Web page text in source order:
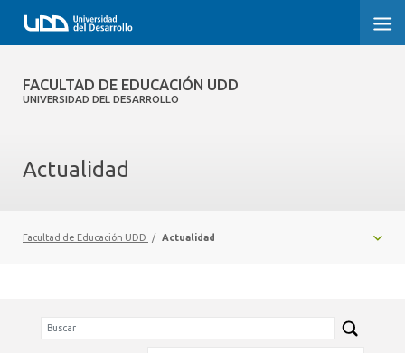
FACULTAD DE EDUCACIÓN UDD
UNIVERSIDAD DEL DESARROLLO
FACULTAD DE EDUCACIÓN UDD
SOBRE LA FACULTAD
FORMACIÓN PRÁCTICA
INVESTIGACIÓN
Actualidad
Facultad de Educación UDD / Actualidad